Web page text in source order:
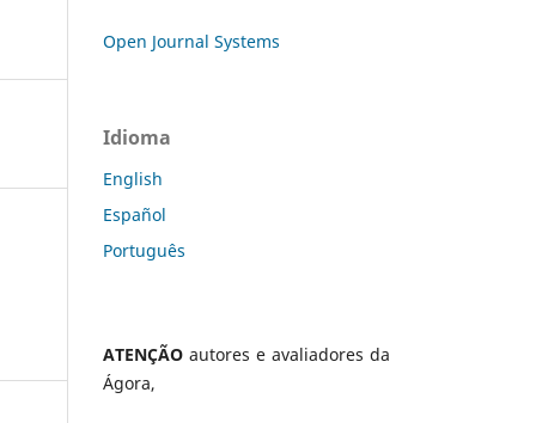
Open Journal Systems
Idioma
English
Español
Português
ATENÇÃO autores e avaliadores da
Ágora,